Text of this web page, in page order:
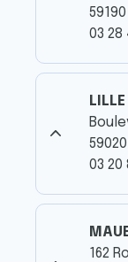
59190
03 28
59020
03 20
162